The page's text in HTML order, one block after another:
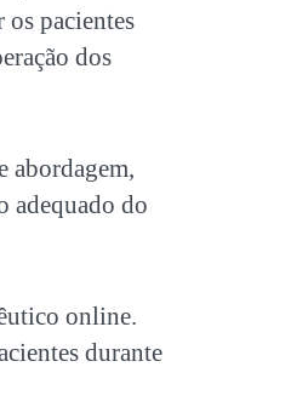
pacientes
dos
abordagem,
adequado do
online.
durante